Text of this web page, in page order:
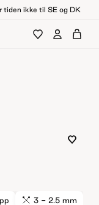
tiden ikke til SE og DK
3 - 2.5 mm